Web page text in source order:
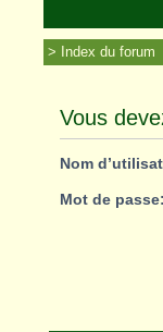
Index du forum
Vous
Nom
Mot de passe: